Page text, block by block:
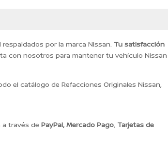
por la marca Nissan. Tu satisfacción
con nosotros para mantener tu vehículo Nissan
el catálogo de Refacciones Originales Nissan,
a través dePayPal, Mercado Pago Tarjetas de